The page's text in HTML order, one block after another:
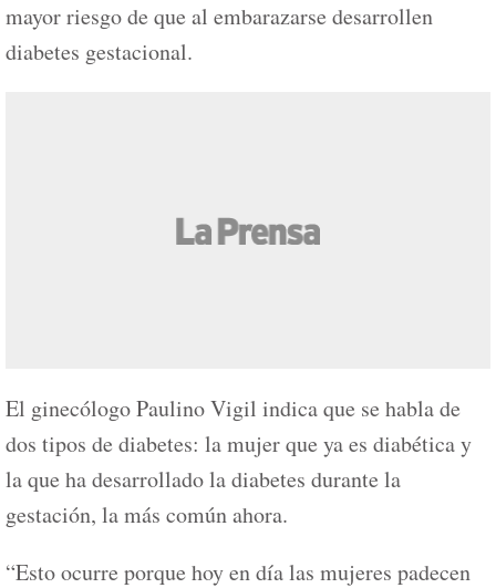
mayor riesgo de que al embarazarse desarrollen
diabetes gestacional.
El ginecólogo Paulino Vigil indica que se habla de
dos tipos de diabetes: la mujer que ya es diabética y
la que ha desarrollado la diabetes durante la
gestación, la más común ahora.
“Esto ocurre porque hoy en día las mujeres padecen